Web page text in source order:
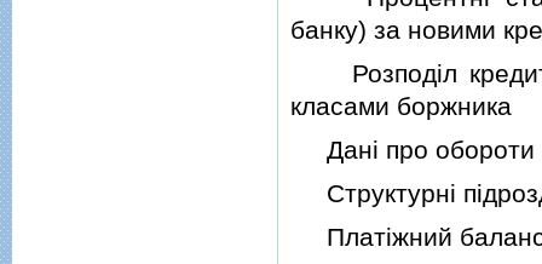
банку) за новими
Розподiл
класами боржника
Данi про обороти i
Структурнi
Платiжний баланс